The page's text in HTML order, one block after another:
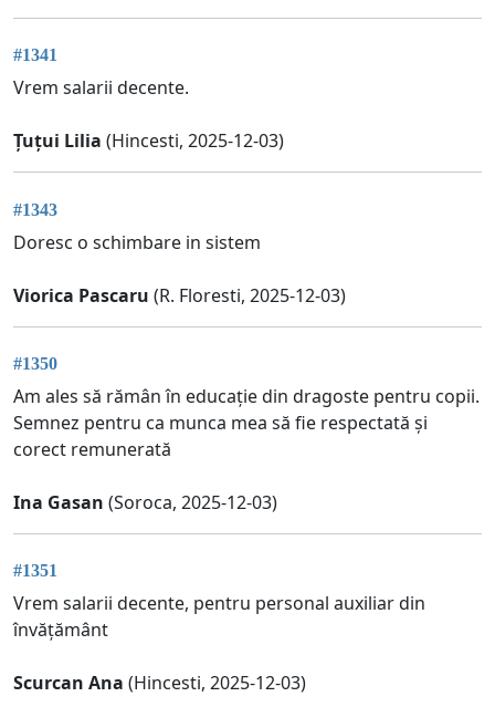
#1341
Vrem salarii decente.
Țuțui Lilia (Hincesti, 2025-12-03)
#1343
Doresc o schimbare in sistem
Viorica Pascaru (R. Floresti, 2025-12-03)
#1350
Am ales să rămân în educație din dragoste pentru copii.
Semnez pentru ca munca mea să fie respectată și
corect remunerată
Ina Gasan (Soroca, 2025-12-03)
#1351
Vrem salarii decente, pentru personal auxiliar din
învățământ
Scurcan Ana (Hincesti, 2025-12-03)